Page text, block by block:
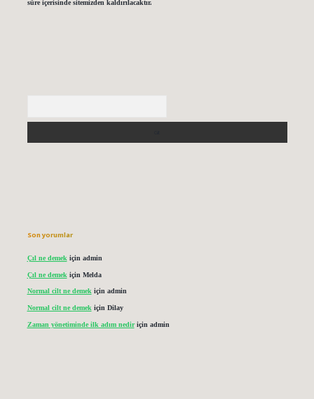
süre içerisinde sitemizden kaldırılacaktır.
Son yorumlar
Çıl ne demek için admin
Çıl ne demek için Melda
Normal cilt ne demekiçin admin
Normal cilt ne demek için Dilay
Zaman yönetiminde ilk adım nediriçin admin